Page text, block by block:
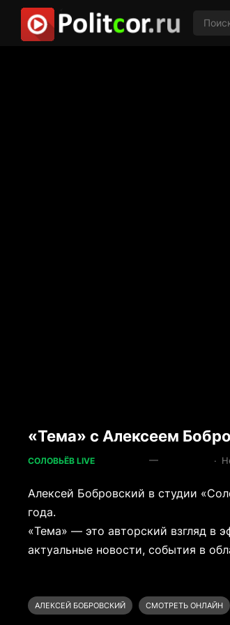
«Тема» с Алексеем
СОЛОВЬЁВ LIVE — ·
Алексей Бобровский в студии
года.
«Тема» — это авторский взгляд в
актуальные новости, события в
АЛЕКСЕЙ БОБРОВСКИЙ СМОТРЕТЬ ОНЛАЙН